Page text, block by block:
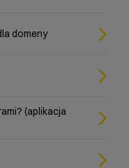
domeny
(aplikacja